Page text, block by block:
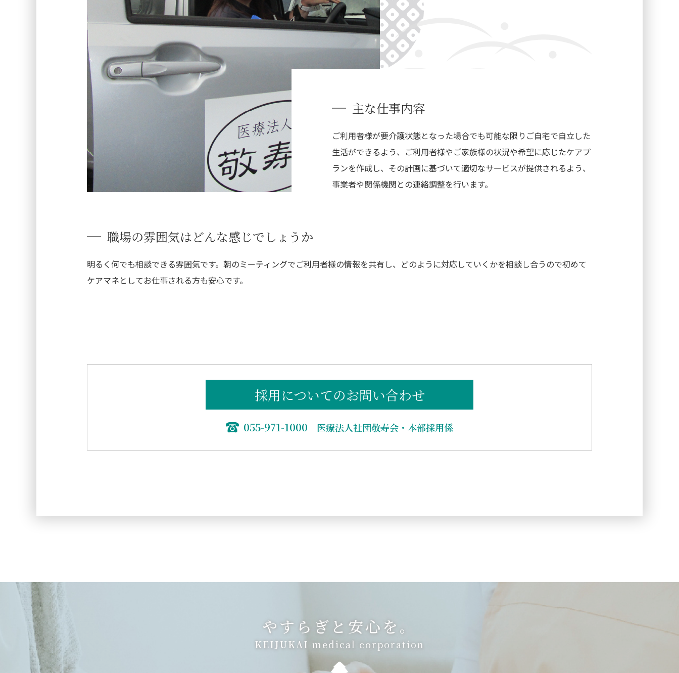
主な仕事内容
ご利用者様が要介護状態となった場合でも可能な限りご自宅で自立した
生活ができるよう、ご利用者様やご家族様の状況や希望に応じたケアプ
ランを作成し、その計画に基づいて適切なサービスが提供されるよう、
事業者や関係機関との連絡調整を行います。
職場の雰囲気はどんな感じでしょうか
明るく何でも相談できる雰囲気です。朝のミーティングでご利用者様の情報を共有し、どのように対応していくかを相談し合うので初めて
ケアマネとしてお仕事される方も安心です。
採用についてのお問い合わせ
055-971-1000 医療法人社団敬寿会・本部採用係
やすらぎと安心を。
KEIJUKAI medical corporation